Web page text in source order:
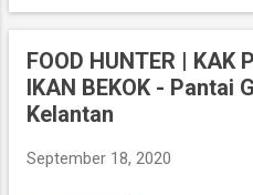
7 kilometer
kepada orang
Ia beroperasi
pengunjung ke
FOOD HUNTER | KAK
IKAN BEKOK - Pantai
Kelantan
September 18, 2020